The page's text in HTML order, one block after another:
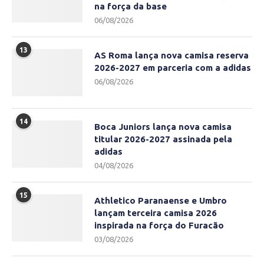
na força da base
06/08/2026
13
AS Roma lança nova camisa reserva
2026-2027 em parceria com a adidas
06/08/2026
14
Boca Juniors lança nova camisa
titular 2026-2027 assinada pela
adidas
04/08/2026
15
Athletico Paranaense e Umbro
lançam terceira camisa 2026
inspirada na força do Furacão
03/08/2026